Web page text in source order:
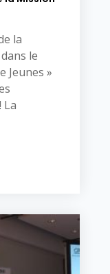
la
le
Jeunes »
La